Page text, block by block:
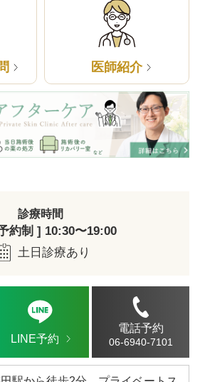
医師紹介
診療時間
約制 ] 10:30〜19:00
土日診療あり
LINE予約
電話予約
06-6940-7101